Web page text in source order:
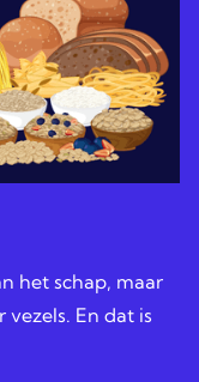
het schap, maar
En dat is